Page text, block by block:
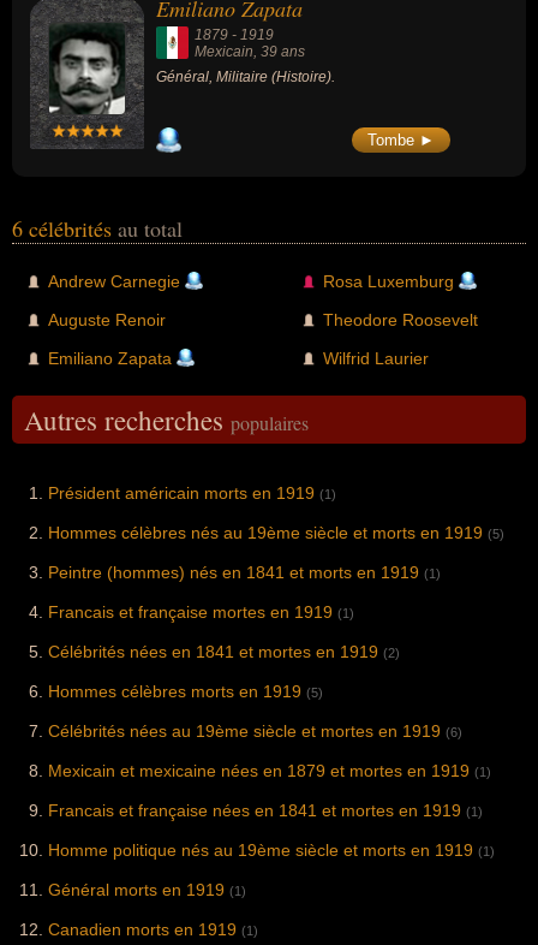
Emiliano Zapata
1879 - 1919
Mexicain , 39 ans
Général, Militaire (Histoire).
Tombe ►
6 célébrités au total
Andrew Carnegie
Auguste Renoir
Emiliano Zapata
Rosa Luxemburg
Theodore Roosevelt
Wilfrid Laurier
Autres recherches populaires
Président américain morts en 1919 (1)
Hommes célèbres nés au 19ème siècle et morts en 1919 (5)
Peintre (hommes) nés en 1841 et morts en 1919 (1)
Francais et française mortes en 1919 (1)
Célébrités nées en 1841 et mortes en 1919 (2)
Hommes célèbres morts en 1919 (5)
Célébrités nées au 19ème siècle et mortes en 1919 (6)
Mexicain et mexicaine nées en 1879 et mortes en 1919 (1)
Francais et française nées en 1841 et mortes en 1919 (1)
Homme politique nés au 19ème siècle et morts en 1919 (1)
Général morts en 1919 (1)
Canadien morts en 1919 (1)